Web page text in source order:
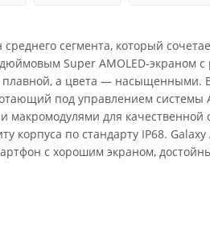
сегмента, который
Super AMOLED‑экраном с
а цвета — насыщенными.
под управлением
для качественной
по стандарту IP68.
с хорошим экраном,